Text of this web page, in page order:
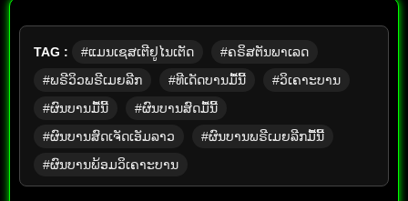
TAG : #ແມນເຊສເຕີຢູໄນເຕັດ
#ຄຣິສຕັນພາເລດ
#ພຣີວິວພຣີເມຍລີກ
#ທີເດັດບານມື້ນີ້
#ວິເຄາະບານ
#ຜົນບານມື້ນີ້
#ຜົນບານສົດມື້ນີ້
#ຜົນບານສົດເຈັດເອັມລາວ
#ຜົນບານພຣີເມຍລີກມື້ນີ້
#ຜົນບານພ້ອມວິເຄາະບານ